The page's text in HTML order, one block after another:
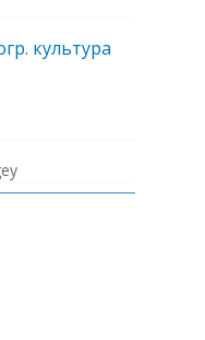
культура